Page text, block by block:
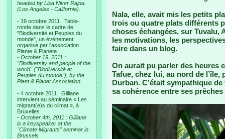
headed by Lisa Niver Rajna.
(Los Angeles - California).
- 19 octobre 2011 : Table-
ronde dans le cadre de
"Biodiversité et Peuples du
monde", un événement
organisé par l'association
Plante & Planète.
- October 19, 2011 :
"Biodiversity and people of the
world" ("Biodiversité et
Peuples du monde"), by the
Plant & Planet Association.
- 4 octobre 2011 : Gilliane
intervient au séminaire « Les
migrant(e)s du climat », à
Bruxelles
- October 4th, 2011 : Gilliane
is a keyspeaker at the
"Climate Migrants" seminar in
Brussels
Nala, elle, avait mis les petits
trois ou quatre plats différents
choses échangées, sur Tuvalu,
les motivations, les
faire dans un blog.
On aurait pu parler des heures
Tafue, chez lui, au nord de
Durban. C’était sympathique
sa cohérence entre ses prêches